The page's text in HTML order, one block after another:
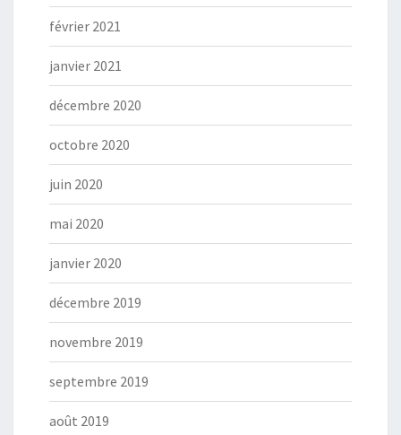
février 2021
janvier 2021
décembre 2020
octobre 2020
juin 2020
mai 2020
janvier 2020
décembre 2019
novembre 2019
septembre 2019
août 2019